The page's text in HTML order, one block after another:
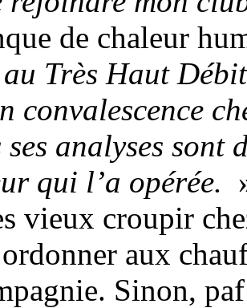
de chaleur
Très Haut
convalescence
analyses sont
qui l’a opérée.
vieux croupir
aux
Sinon,